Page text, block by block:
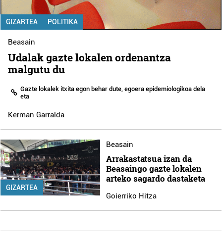
GIZARTEA POLITIKA
Beasain
Udalak gazte lokalen ordenantza
malgutu du
Gazte lokalek itxita egon behar dute, egoera epidemiologikoa dela
eta
Kerman Garralda
GIZARTEA
Beasain
Arrakastatsua izan da
Beasaingo gazte lokalen
arteko sagardo dastaketa
Goierriko Hitza